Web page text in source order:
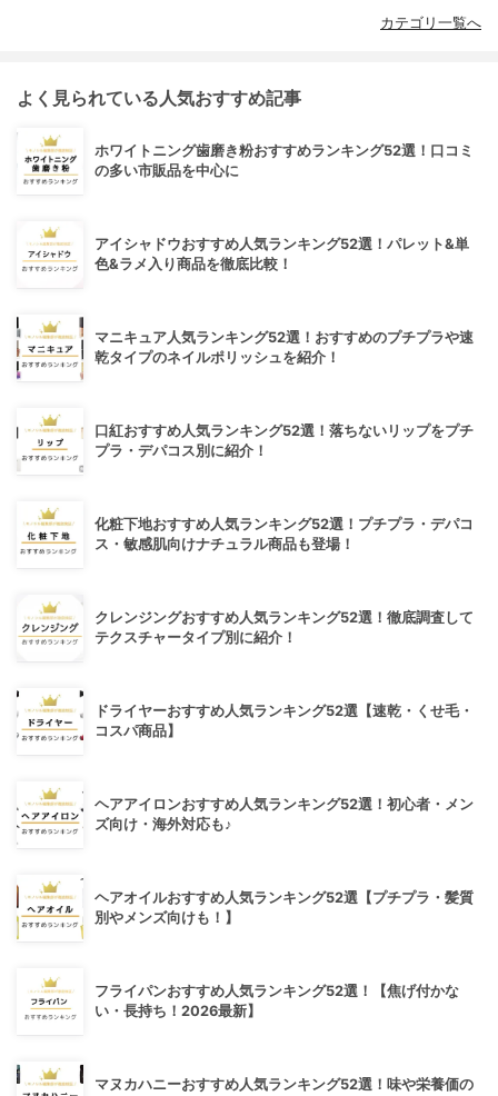
カテゴリ一覧へ
よく見られている人気おすすめ記事
ホワイトニング歯磨き粉おすすめランキング52選！口コミ
の多い市販品を中心に
アイシャドウおすすめ人気ランキング52選！パレット&単
色&ラメ入り商品を徹底比較！
マニキュア人気ランキング52選！おすすめのプチプラや速
乾タイプのネイルポリッシュを紹介！
口紅おすすめ人気ランキング52選！落ちないリップをプチ
プラ・デパコス別に紹介！
化粧下地おすすめ人気ランキング52選！プチプラ・デパコ
ス・敏感肌向けナチュラル商品も登場！
クレンジングおすすめ人気ランキング52選！徹底調査して
テクスチャータイプ別に紹介！
ドライヤーおすすめ人気ランキング52選【速乾・くせ毛・
コスパ商品】
ヘアアイロンおすすめ人気ランキング52選！初心者・メン
ズ向け・海外対応も♪
ヘアオイルおすすめ人気ランキング52選【プチプラ・髪質
別やメンズ向けも！】
フライパンおすすめ人気ランキング52選！【焦げ付かな
い・長持ち！2026最新】
マヌカハニーおすすめ人気ランキング52選！味や栄養価の